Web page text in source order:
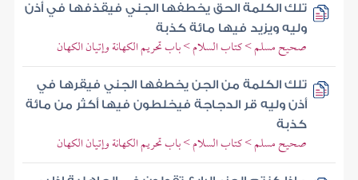
تلك الكلمة الحق يخطفها الجني فيقذفها في أذن
وليه ويزيد فيها مائة كذبة
صحيح مسلم > كتاب السلام > باب تحريم الكهانة وإتيان الكهان
تلك الكلمة من الجن يخطفها الجني فيقرها في
أذن وليه قر الدجاجة فيخلطون فيها أكثر من مائة
كذبة
صحيح مسلم > كتاب السلام > باب تحريم الكهانة وإتيان الكهان